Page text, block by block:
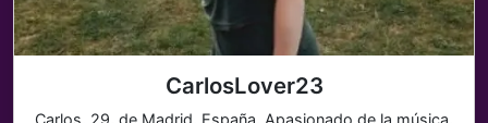
CarlosLover23
Carlos, 29, de Madrid, España. Apasionado de la música,